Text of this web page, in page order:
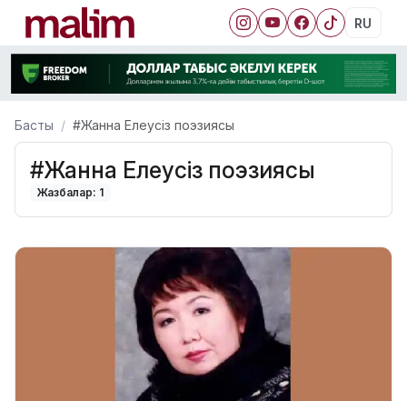
RU
Басты #Жанна Елеусіз поэзиясы
#Жанна Елеусіз поэзиясы
Жазбалар: 1